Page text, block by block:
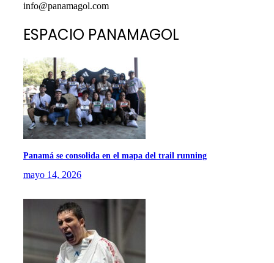
info@panamagol.com
ESPACIO PANAMAGOL
Panamá se consolida en el mapa del trail running
mayo 14, 2026